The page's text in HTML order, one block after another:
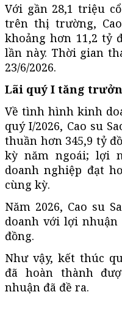
Với gần 28,1 triệu
trên thị trường,
khoảng hơn 11,2 tỷ
lần này. Thời gian
23/6/2026.
Lãi quý I tăng
Về tình hình kinh
quý I/2026, Cao su
thuần hơn 345,9 tỷ
kỳ năm ngoái; lợi
doanh nghiệp đạt
cùng kỳ.
Năm 2026, Cao su
doanh với lợi
đồng.
Như vậy, kết thúc
đã hoàn thành
nhuận đã đề ra.